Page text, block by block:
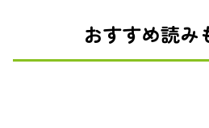
おすすめ読み